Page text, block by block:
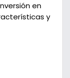
en
y